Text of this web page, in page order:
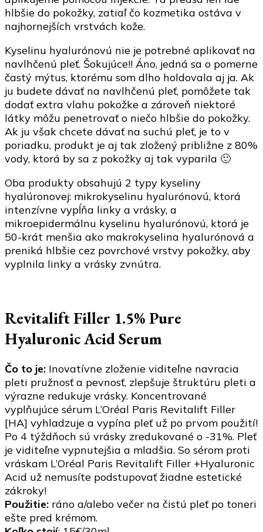
hlbšie do pokožky, zatiaľ čo kozmetika ostáva v
najhornejších vrstvách kože.
Kyselinu hyalurónovú nie je potrebné aplikovať na
navlhčenú pleť. Šokujúce!! Áno, jedná sa o pomerne
častý mýtus, ktorému som dlho holdovala aj ja. Ak
ju budete dávať na navlhčenú pleť, pomôžete tak
dodať extra vlahu pokožke a zároveň niektoré
látky môžu penetrovať o niečo hlbšie do pokožky.
Ak ju však chcete dávať na suchú pleť, je to v
poriadku, produkt je aj tak zložený približne z 80%
vody, ktorá by sa z pokožky aj tak vyparila 🙂
Oba produkty obsahujú 2 typy kyseliny
hyalúronovej: mikrokyselinu hyalurónovú, ktorá
intenzívne vypĺňa linky a vrásky, a
mikroepidermálnu kyselinu hyalurónovú, ktorá je
50-krát menšia ako makrokyselina hyalurónová a
preniká hlbšie cez povrchové vrstvy pokožky, aby
vyplnila linky a vrásky zvnútra.
Revitalift Filler 1.5% Pure
Hyaluronic Acid Serum
Čo to je: Inovatívne zloženie viditeľne navracia
pleti pružnosť a pevnosť, zlepšuje štruktúru pleti a
výrazne redukuje vrásky. Koncentrované
vyplňujúce sérum L’Oréal Paris Revitalift Filler
[HA] vyhladzuje a vypína pleť už po prvom použití!
Po 4 týždňoch sú vrásky zredukované o -31%. Pleť
je viditeľne vypnutejšia a mladšia. So sérom proti
vráskam L’Oréal Paris Revitalift Filler +Hyaluronic
Acid už nemusíte podstupovať žiadne estetické
zákroky!
Použitie: ráno a/alebo večer na čistú pleť po toneri
ešte pred krémom.